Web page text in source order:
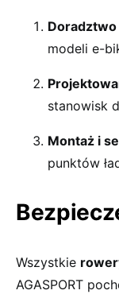
modeli e-
stanowisk
Montaż i
punktów
Wszystkie
AGASPORT